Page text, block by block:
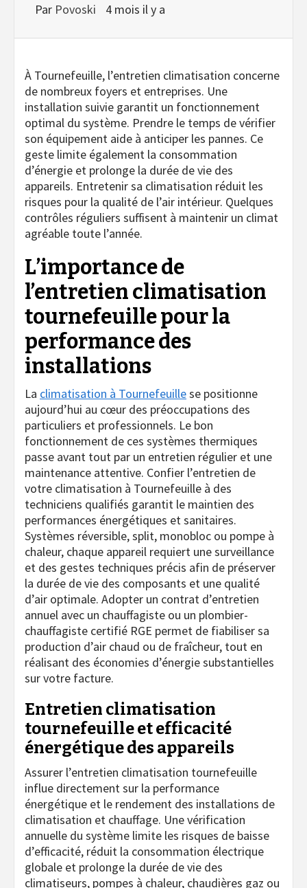
Par Povoski 4 mois il y a
À Tournefeuille, l’entretien climatisation concerne
de nombreux foyers et entreprises. Une
installation suivie garantit un fonctionnement
optimal du système. Prendre le temps de vérifier
son équipement aide à anticiper les pannes. Ce
geste limite également la consommation
d’énergie et prolonge la durée de vie des
appareils. Entretenir sa climatisation réduit les
risques pour la qualité de l’air intérieur. Quelques
contrôles réguliers suffisent à maintenir un climat
agréable toute l’année.
L’importance de
l’entretien climatisation
tournefeuille pour la
performance des
installations
La climatisation à Tournefeuillese positionne
aujourd’hui au cœur des préoccupations des
particuliers et professionnels. Le bon
fonctionnement de ces systèmes thermiques
passe avant tout par un entretien régulier et une
maintenance attentive. Confier l’entretien de
votre climatisation à Tournefeuille à des
techniciens qualifiés garantit le maintien des
performances énergétiques et sanitaires.
Systèmes réversible, split, monobloc ou pompe à
chaleur, chaque appareil requiert une surveillance
et des gestes techniques précis afin de préserver
la durée de vie des composants et une qualité
d’air optimale. Adopter un contrat d’entretien
annuel avec un chauffagiste ou un plombier-
chauffagiste certifié RGE permet de fiabiliser sa
production d’air chaud ou de fraîcheur, tout en
réalisant des économies d’énergie substantielles
sur votre facture.
Entretien climatisation
tournefeuille et efficacité
énergétique des appareils
Assurer l’entretien climatisation tournefeuille
influe directement sur la performance
énergétique et le rendement des installations de
climatisation et chauffage. Une vérification
annuelle du système limite les risques de baisse
d’efficacité, réduit la consommation électrique
globale et prolonge la durée de vie des
climatiseurs, pompes à chaleur, chaudières gaz ou